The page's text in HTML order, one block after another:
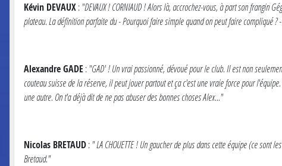
Kévin DEVAUX:"DEVAUX ! CORNIAUD ! Alors là, accrochez-vous, à part son
plateau. La définition parfaite du - Pourquoi faire simple quand on peut faire compliqué ?
Alexandre GADE:"GAD' ! Un vrai passionné, dévoué pour le club. Il est non
couteau suisse de la réserve, il peut jouer partout et ça c'est une vraie force pour
une autre. On t'a déjà dit de ne pas abuser des bonnes choses Alex..."
Nicolas BRETAUD:" LA CHOUETTE ! Un gaucher de plus dans cette équipe (ce
Bretaud."